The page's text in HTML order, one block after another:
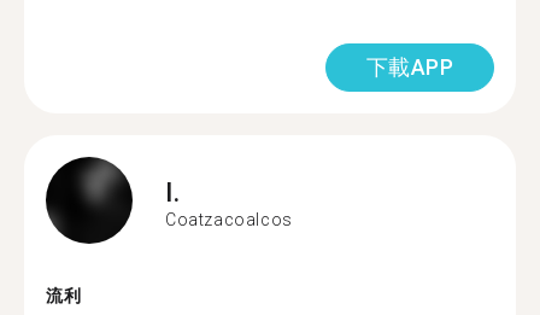
下載APP
I.
Coatzacoalcos
流利